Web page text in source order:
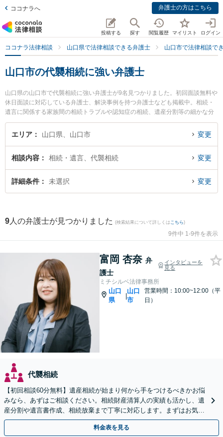
ココナラへ 弁護士の方はこちら
投稿する 探す 閲覧履歴 マイリスト ログイン
ココナラ法律相談 山口県で法律相談できる弁護士 山口市で法律相談で
山口市の代襲相続に強い弁護士
山口県の山口市で代襲相続に強い弁護士が9名見つかりました。初回面談無料や
休日面談に対応している弁護士、解決事例を持つ弁護士なども掲載中。相続・
遺言に関係する家族間の相続トラブルや認知症の相続、遺産分割等の細かな分
野での絞り込み検索もでき便利です。特にミチシルベ法律事務所の富岡 杏奈弁
護士やベリーベスト法律事務所 山口オフィスの佐藤 充崇弁護士、ミチシルベ法
に弁護士に相談したい』『代襲相続のトラブル解決の実績豊富な近くの弁護士
を検索したい』『初回相談無料で代襲相続を法律相談できる山口市内の弁護士
に相談予約したい』などでお困りの相談者さんにおすすめです。
エリア 山口県、山口市 変更
相談内容 相続・遺言、代襲相続 変更
詳細条件 未選択 変更
9 人の弁護士が見つかりました (検索結果について詳しくは こちら)
9件中 1-9件を表示
富岡 杏奈 弁
護士
インタビューを
見る
ミチシルベ法律事務所
山口
県
|
山口
市
営業時間：10:00~12:00（平
日）
代襲相続
【初回相談60分無料】遺産相続が始まり何から手をつけるべきかお悩
みなら、あずはご相談ください。相続財産清算人の実績も活かし、遺
産分割や遺言書作成、相続放棄まで丁寧に対応します。まずはお気軽
にご相談ください。
料金表を見る